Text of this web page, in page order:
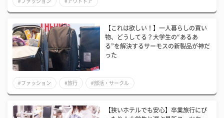
#ファッション #アウトドア
【これは欲しい！】一人暮らしの買い
物、どうしてる？大学生の“あるあ
る”を解決するサーモスの新製品が神だ
った
#ファッション #旅行 #部活・サークル
【狭いホテルでも安心】卒業旅行にぴ